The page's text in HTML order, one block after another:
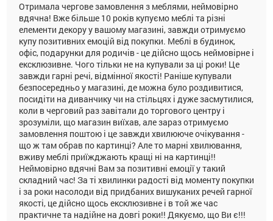
Отримала чергове замовлення з меблями, неймовірно
вдячна! Вже більше 10 років купуємо меблі та різні
елементи декору у вашому магазині, завжди отримуємо
купу позитивних емоцій від покупки. Меблі в будинок,
офіс, подарунки для родичів - це дійсно щось неймовірне і
ексклюзивне. Чого тільки не на купували за ці роки! Це
завжди гарні речі, відмінної якості! Раніше купували
безпосередньо у магазині, де можна було роздивитися,
посидіти на диванчику чи на стільцях і дуже засмутилися,
коли в черговий раз завітали до торгового центру і
зрозуміли, що магазин виїхав, але зараз отримуємо
замовлення поштою і це завжди хвилююче очікування -
що ж там обрав по картинці? Але то марні хвилювання,
вживу меблі приїжджають кращі ні на картинці!!
Неймовірно вдячні Вам за позитивні емоції у такий
складний час! За ті хвилинки радості від моменту покупки
і за роки насолоди від придбаних вишуканих речей гарної
якості, це дійсно щось ексклюзивне і в той же час
практичне та надійне на довгі роки!! Дякуємо, що Ви є!!!